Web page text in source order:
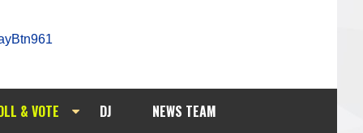
& VOTE DJ NEWS TEAM